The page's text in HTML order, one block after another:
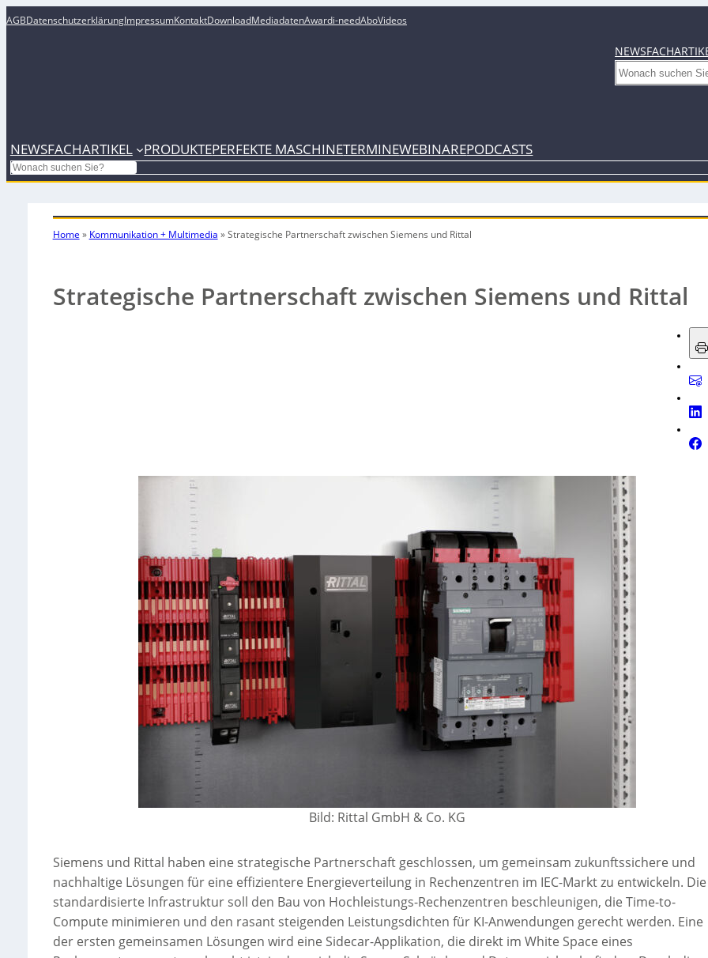
AGBDatenschutzerklärungImpressumKontaktDownloadMediadatenAwardi-needAboVideos
NEWS
Search
NEWSFACHARTIKEL PRODUKTEPERFEKTE MASCHINETERMINEWEBINAREPODCASTS
Search
Home » Kommunikation + Multimedia »Strategische Partnerschaft zwischen Siemens und Rittal
Strategische Partnerschaft zwischen Siemens und Rittal
Bild: Rittal GmbH & Co. KG
Siemens und Rittal haben eine strategische Partnerschaft geschlossen, um gemeinsam zukunftssichere und
nachhaltige Lösungen für eine effizientere Energieverteilung in Rechenzentren im IEC-Markt zu entwickeln. Die
standardisierte Infrastruktur soll den Bau von Hochleistungs-Rechenzentren beschleunigen, die Time-to-
Compute minimieren und den rasant steigenden Leistungsdichten für KI-Anwendungen gerecht werden. Eine
der ersten gemeinsamen Lösungen wird eine Sidecar-Applikation, die direkt im White Space eines